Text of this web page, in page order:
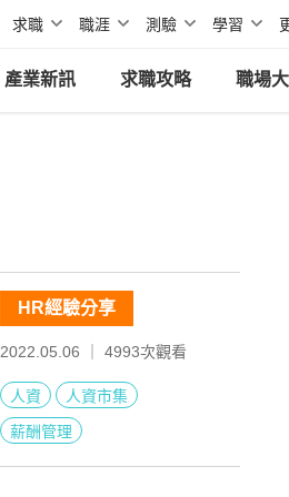
求職 職涯 測驗 學習
產業新訊 求職攻略 職場
HR經驗分享
2022.05.06 ｜ 4993次觀看
人資
人資市集
薪酬管理